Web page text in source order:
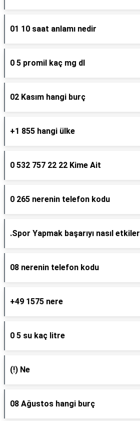
01 10 saat anlamı nedir
0 5 promil kaç mg dl
02 Kasım hangi burç
+1 855 hangi ülke
0 532 757 22 22 Kime Ait
0 265 nerenin telefon kodu
.Spor Yapmak başarıyı nasıl etkiler
08 nerenin telefon kodu
+49 1575 nere
0 5 su kaç litre
(!) Ne
08 Ağustos hangi burç